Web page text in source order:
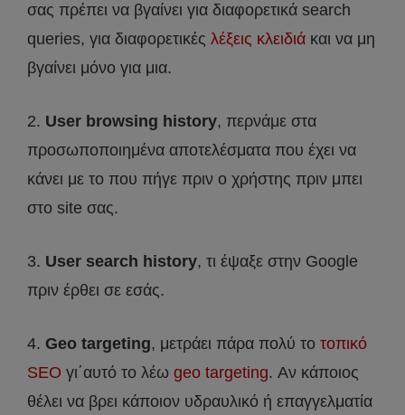
σας πρέπει να βγαίνει για διαφορετικά search
queries, για διαφορετικές λέξεις κλειδιά και να μη
βγαίνει μόνο για μια.
2. User browsing history, περνάμε στα
προσωποποιημένα αποτελέσματα που έχει να
κάνει με το που πήγε πριν ο χρήστης πριν μπει
στο site σας.
3. User search history, τι έψαξε στην Google
πριν έρθει σε εσάς.
4. Geo targeting, μετράει πάρα πολύ το τοπικό
SEO γι΄αυτό το λέω geo targeting. Αν κάποιος
θέλει να βρει κάποιον υδραυλικό ή επαγγελματία